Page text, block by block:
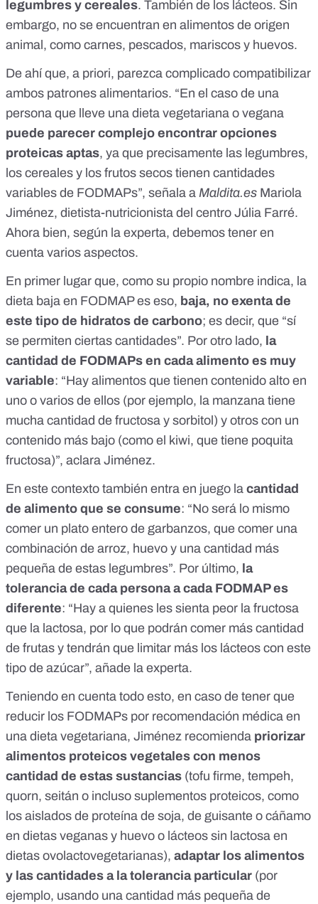
legumbres y cereales. También de los lácteos. Sin
embargo, no se encuentran en alimentos de origen
animal , como carnes, pescados, mariscos y huevos.
De ahí que, a priori, parezca complicado compatibilizar
ambos patrones alimentarios. “En el caso de una
persona que lleve una dieta vegetariana o vegana
puede parecer complejo encontrar opciones
proteicas aptas, ya que precisamente las legumbres,
los cereales y los frutos secos tienen cantidades
variables de FODMAPs”, señala a Maldita.es Mariola
Jiménez, dietista-nutricionista del centro Júlia Farré.
Ahora bien, según la experta, debemos tener en
cuenta varios aspectos.
En primer lugar que, como su propio nombre indica, la
dieta baja en FODMAP es eso, baja, no exenta de
este tipo de hidratos de carbono; es decir, que “sí
se permiten ciertas cantidades”. Por otro lado, la
cantidad de FODMAPs en cada alimento es muy
variable: “Hay alimentos que tienen contenido alto en
uno o varios de ellos (por ejemplo, la manzana tiene
mucha cantidad de fructosa y sorbitol) y otros con un
contenido más bajo (como el kiwi, que tiene poquita
fructosa)”, aclara Jiménez.
En este contexto también entra en juego la cantidad
de alimento que se consume: “No será lo mismo
comer un plato entero de garbanzos, que comer una
combinación de arroz, huevo y una cantidad más
pequeña de estas legumbres”. Por último, la
tolerancia de cada persona a cada FODMAP es
diferente: “Hay a quienes les sienta peor la fructosa
que la lactosa, por lo que podrán comer más cantidad
de frutas y tendrán que limitar más los lácteos con este
tipo de azúcar”, añade la experta.
Teniendo en cuenta todo esto, en caso de tener que
reducir los FODMAPs por recomendación médica en
una dieta vegetariana, Jiménez recomienda priorizar
alimentos proteicos vegetales con menos
cantidad de estas sustancias (tofu firme, tempeh,
quorn, seitán o incluso suplementos proteicos, como
los aislados de proteína de soja, de guisante o cáñamo
en dietas veganas y huevo o lácteos sin lactosa en
dietas ovolactovegetarianas), adaptar los alimentos
y las cantidades a la tolerancia particular (por
ejemplo, usando una cantidad más pequeña de